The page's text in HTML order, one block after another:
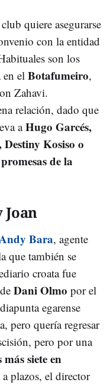
quiere asegurarse
con la entidad
son los
el Botafumeiro,
Zahavi.
relación, dado que
aHugo Garcés,
Kosiso o
de la
Joan
Bara, agente
que también se
croata fue
Dani Olmo por el
egarense
pero quería regresar
pero por una
siete en
a plazos, el director